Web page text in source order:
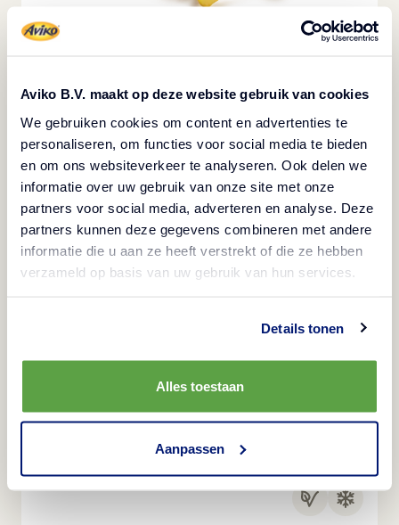
Aviko B.V. maakt op deze website gebruik van cookies
We gebruiken cookies om content en advertenties te
personaliseren, om functies voor social media te bieden
en om ons websiteverkeer te analyseren. Ook delen we
informatie over uw gebruik van onze site met onze
partners voor social media, adverteren en analyse. Deze
partners kunnen deze gegevens combineren met andere
informatie die u aan ze heeft verstrekt of die ze hebben
verzameld op basis van uw gebruik van hun services.
Details tonen
Alles toestaan
Aanpassen
Aviko Super Crunch Fries 9.5mm 3/8
Sapore di patate di qualità
Aviko Super Crunch Fries 7mm
Sapore di patate di qualità